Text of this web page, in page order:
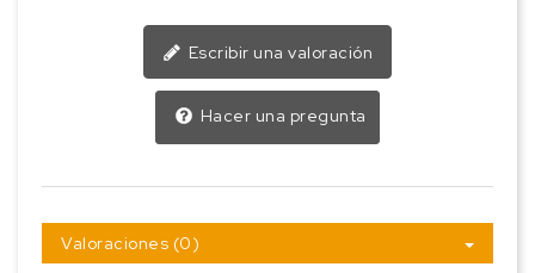
Escribir una valoración
Hacer una pregunta
Valoraciones (0)